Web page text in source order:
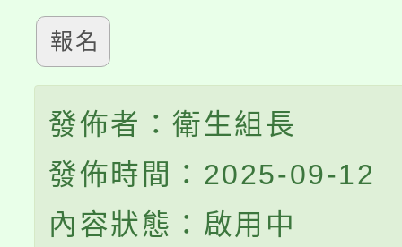
報名
發佈者：衛生組長
發佈時間：2025-09-12
內容狀態：啟用中